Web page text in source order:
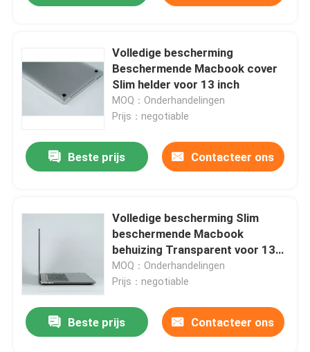
Volledige bescherming
Beschermende Macbook cover
Slim helder voor 13 inch
MOQ：Onderhandelingen
Prijs：negotiable
Beste prijs Contacteer ons
Volledige bescherming Slim
beschermende Macbook
behuizing Transparent voor 13
inch
MOQ：Onderhandelingen
Prijs：negotiable
Beste prijs Contacteer ons